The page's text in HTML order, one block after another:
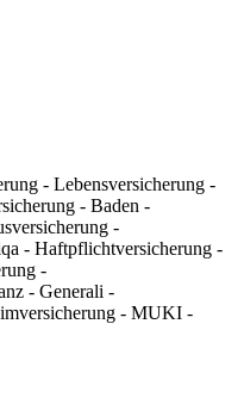
- Lebensversicherung -
- Baden -
-
- Haftpflichtversicherung -
-
- Generali -
- MUKI -